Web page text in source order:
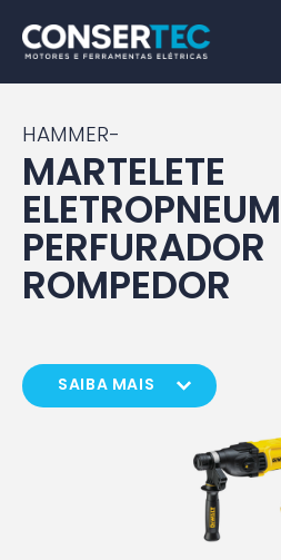
HAMMER-
MARTELETE
PERFURADOR
ROMPEDOR
SAIBA MAIS